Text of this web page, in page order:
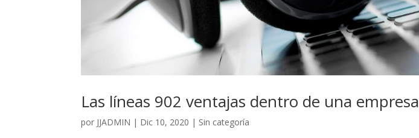
Las líneas 902 ventajas dentro de una empresa
por JJADMIN | Dic 10, 2020 | Sin categoría